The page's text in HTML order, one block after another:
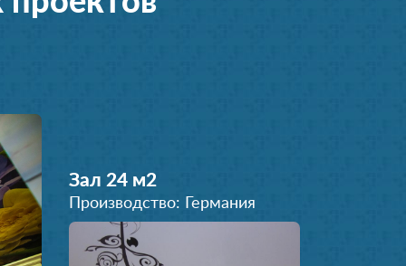
Зал 24 м2
Производство: Германия